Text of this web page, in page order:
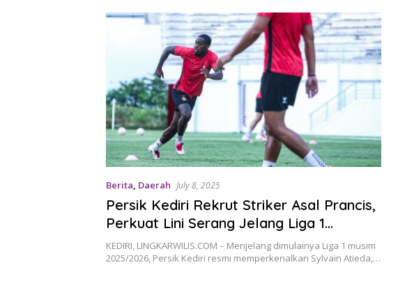
Berita, Daerah July 8, 2025
Persik Kediri Rekrut Striker Asal Prancis,
Perkuat Lini Serang Jelang Liga 1
2025/2026
KEDIRI, LINGKARWILIS.COM – Menjelang dimulainya Liga 1 musim
2025/2026, Persik Kediri resmi memperkenalkan Sylvain Atieda,…